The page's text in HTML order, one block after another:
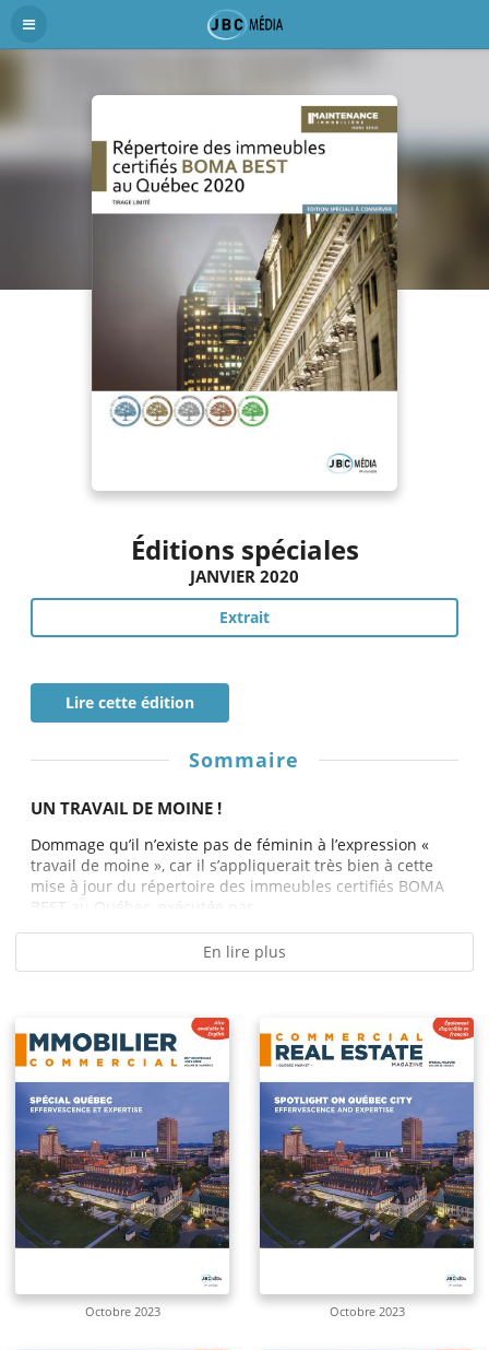
Éditions spéciales
JANVIER 2020
Extrait
Lire cette édition
Sommaire
UN TRAVAIL DE MOINE !
Dommage qu’il n’existe pas de féminin à l’expression «
travail de moine », car il s’appliquerait très bien à cette
mise à jour du répertoire des immeubles certifiés BOMA
BEST au Québec, exécutée par...
En lire plus
Octobre 2023 Octobre 2023